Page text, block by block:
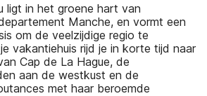
ligt in het groene hart van
Manche, en vormt een
om de veelzijdige regio te
vakantiehuis rijd je in korte tijd naar
Cap de La Hague, de
aan de westkust en de
met haar beroemde